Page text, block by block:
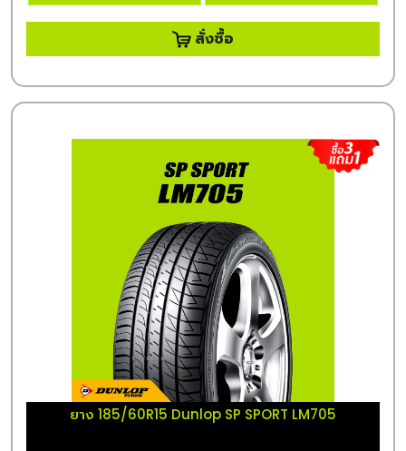
สั่งซื้อ
ยาง 185/60R15 Dunlop SP SPORT LM705